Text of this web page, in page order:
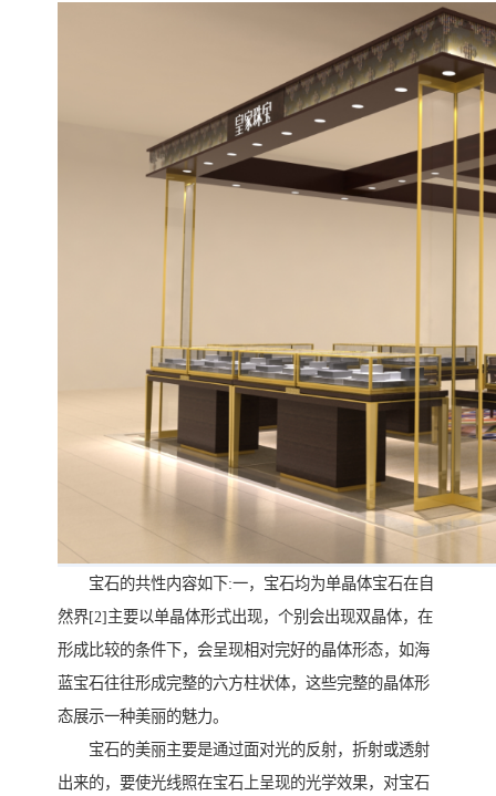
宝石的共性内容如下:一，宝石均为单晶体宝石在自
然界[2]主要以单晶体形式出现，个别会出现双晶体，在
形成比较的条件下，会呈现相对完好的晶体形态，如海
蓝宝石往往形成完整的六方柱状体，这些完整的晶体形
态展示一种美丽的魅力。
宝石的美丽主要是通过面对光的反射，折射或透射
出来的，要使光线照在宝石上呈现的光学效果，对宝石